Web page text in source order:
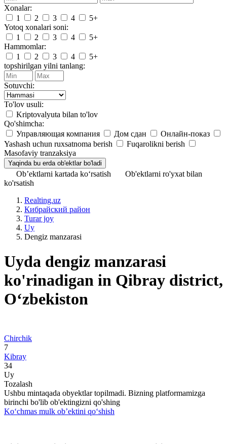
Xonalar:
1
2 3 4
5+
Yotoq xonalari soni:
1
2 3 4
5+
Hammomlar:
1
2 3 4
5+
topshirilgan yilni tanlang:
Sotuvchi:
To'lov usuli:
Kriptovalyuta bilan to'lov
Qo'shimcha:
Управляющая компания
Дом сдан
Онлайн-показ
Yashash uchun ruxsatnoma berish
Fuqarolikni berish
Masofaviy tranzaksiya
Ob’ektlarni kartada ko‘rsatish
Ob'ektlarni ro'yxat bilan
ko'rsatish
Realting.uz
Кибрайский район
Turar joy
Uy
Dengiz manzarasi
Uyda dengiz manzarasi
ko'rinadigan in Qibray district,
Oʻzbekiston
Chirchik
7
Kibray
34
Uy
Tozalash
Ushbu mintaqada obyektlar topilmadi. Bizning platformamizga
birinchi bo'lib ob'ektingizni qo'shing
Ko‘chmas mulk ob’ektini qo‘shish